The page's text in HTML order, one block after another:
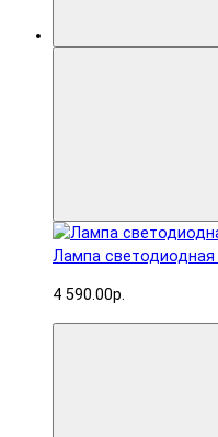
Лампа светодиодная
4 590.00р.